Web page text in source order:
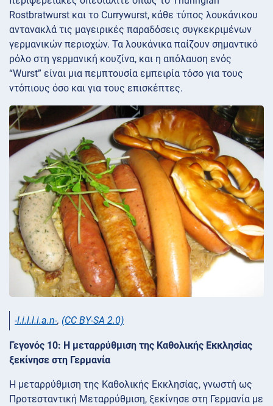
Rostbratwurst και το Currywurst, κάθε τύπος λουκάνικου
αντανακλά τις μαγειρικές παραδόσεις συγκεκριμένων
γερμανικών περιοχών. Τα λουκάνικα παίζουν σημαντικό
ρόλο στη γερμανική κουζίνα, και η απόλαυση ενός
“Wurst” είναι μια πεμπτουσία εμπειρία τόσο για τους
ντόπιους όσο και για τους επισκέπτες.
-l.i.l.l.i.a.n-, (CC BY-SA 2.0)
Γεγονός 10: Η μεταρρύθμιση της Καθολικής Εκκλησίας
ξεκίνησε στη Γερμανία
Η μεταρρύθμιση της Καθολικής Εκκλησίας, γνωστή ως
Προτεσταντική Μεταρρύθμιση, ξεκίνησε στη Γερμανία με